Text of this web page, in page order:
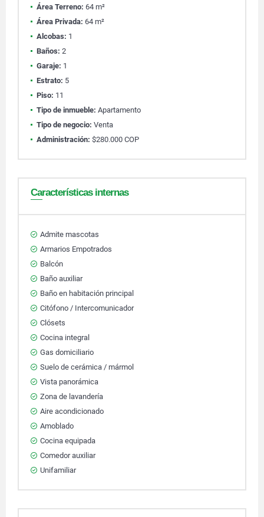
Área Terreno: 64 m²
Área Privada: 64 m²
Alcobas: 1
Baños: 2
Garaje: 1
Estrato: 5
Piso: 11
Tipo de inmueble: Apartamento
Tipo de negocio: Venta
Administración: $280.000 COP
Características internas
Admite mascotas
Armarios Empotrados
Balcón
Baño auxiliar
Baño en habitación principal
Citófono / Intercomunicador
Clósets
Cocina integral
Gas domiciliario
Suelo de cerámica / mármol
Vista panorámica
Zona de lavandería
Aire acondicionado
Amoblado
Cocina equipada
Comedor auxiliar
Unifamiliar